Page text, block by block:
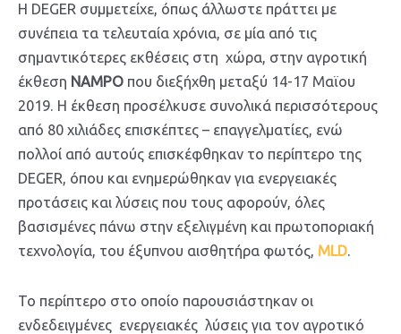
Η DEGER συμμετείχε, όπως άλλωστε πράττει με
συνέπεια τα τελευταία χρόνια, σε μία από τις
σημαντικότερες εκθέσεις στη χώρα, στην αγροτική
έκθεση NAMPO που διεξήχθη μεταξύ 14-17 Μαϊου
2019. Η έκθεση προσέλκυσε συνολικά περισσότερους
από 80 χιλιάδες επισκέπτες – επαγγελματίες, ενώ
πολλοί από αυτούς επισκέφθηκαν το περίπτερο της
DEGER, όπου και ενημερώθηκαν για ενεργειακές
προτάσεις και λύσεις που τους αφορούν, όλες
βασισμένες πάνω στην εξελιγμένη και πρωτοποριακή
τεχνολογία, του έξυπνου αισθητήρα φωτός, MLD.
Το περίπτερο στο οποίο παρουσιάστηκαν οι
ενδεδειγμένες ενεργειακές λύσεις για τον αγροτικό